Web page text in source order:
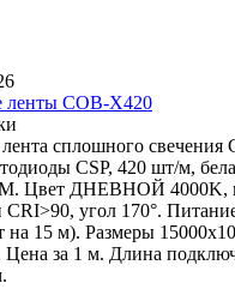
ленты COB-X420
сплошного свечения
CSP, 420 шт/м,
Цвет ДНЕВНОЙ 4000K,
CRI>90, угол 170°.
на 15 м). Размеры
Цена за 1 м. Длина